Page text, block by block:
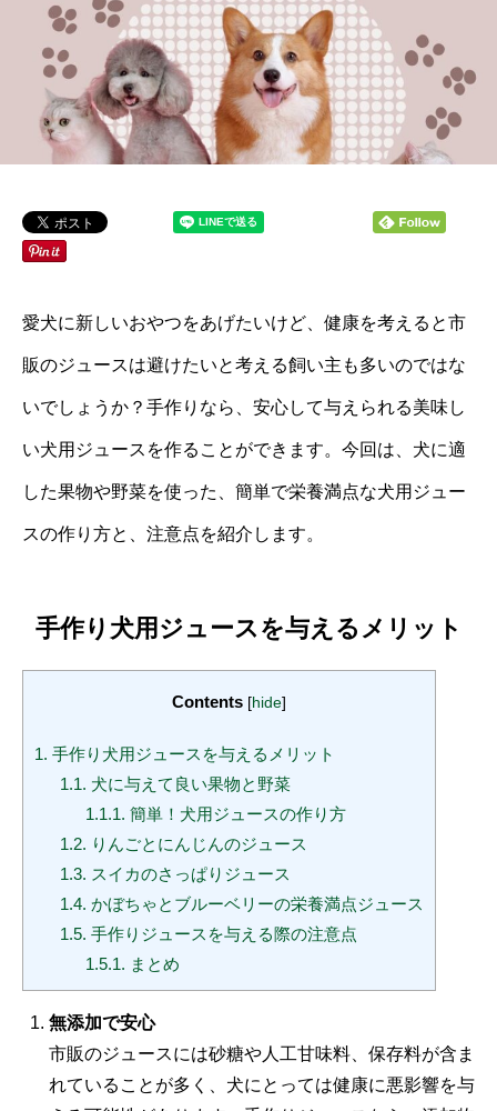
愛犬に新しいおやつをあげたいけど、健康を考えると市
販のジュースは避けたいと考える飼い主も多いのではな
いでしょうか？手作りなら、安心して与えられる美味し
い犬用ジュースを作ることができます。今回は、犬に適
した果物や野菜を使った、簡単で栄養満点な犬用ジュー
スの作り方と、注意点を紹介します。
手作り犬用ジュースを与えるメリット
Contents [hide]
1. 手作り犬用ジュースを与えるメリット
1.1. 犬に与えて良い果物と野菜
1.1.1. 簡単！犬用ジュースの作り方
1.2. りんごとにんじんのジュース
1.3. スイカのさっぱりジュース
1.4. かぼちゃとブルーベリーの栄養満点ジュース
1.5. 手作りジュースを与える際の注意点
1.5.1. まとめ
無添加で安心
市販のジュースには砂糖や人工甘味料、保存料が含ま
れていることが多く、犬にとっては健康に悪影響を与